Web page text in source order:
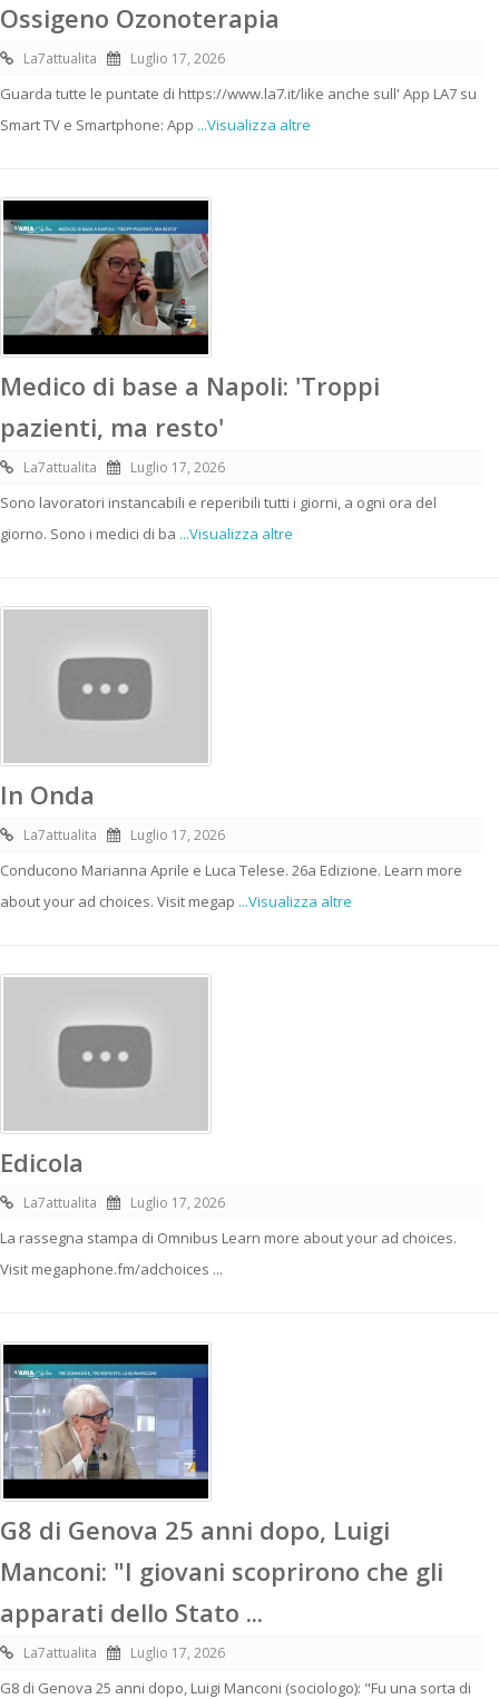
Ossigeno Ozonoterapia
La7attualita Luglio 17, 2026
Guarda tutte le puntate di https://www.la7.it/like anche sull' App LA7 su
Smart TV e Smartphone: App ...Visualizza altre
Medico di base a Napoli: 'Troppi
pazienti, ma resto'
La7attualita Luglio 17, 2026
Sono lavoratori instancabili e reperibili tutti i giorni, a ogni ora del
giorno. Sono i medici di ba ...Visualizza altre
In Onda
La7attualita Luglio 17, 2026
Conducono Marianna Aprile e Luca Telese. 26a Edizione. Learn more
about your ad choices. Visit megap ...Visualizza altre
Edicola
La7attualita Luglio 17, 2026
La rassegna stampa di Omnibus Learn more about your ad choices.
Visit megaphone.fm/adchoices ...
G8 di Genova 25 anni dopo, Luigi
Manconi: "I giovani scoprirono che gli
apparati dello Stato ...
La7attualita Luglio 17, 2026
G8 di Genova 25 anni dopo, Luigi Manconi (sociologo): "Fu una sorta di